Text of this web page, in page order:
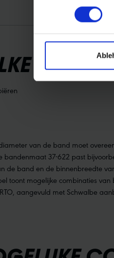
BAND
van de band moet
bandenmaat 37-622 past
de band en de binnenbreedte
toont mogelijke combinaties
aangevuld met Schwalbe